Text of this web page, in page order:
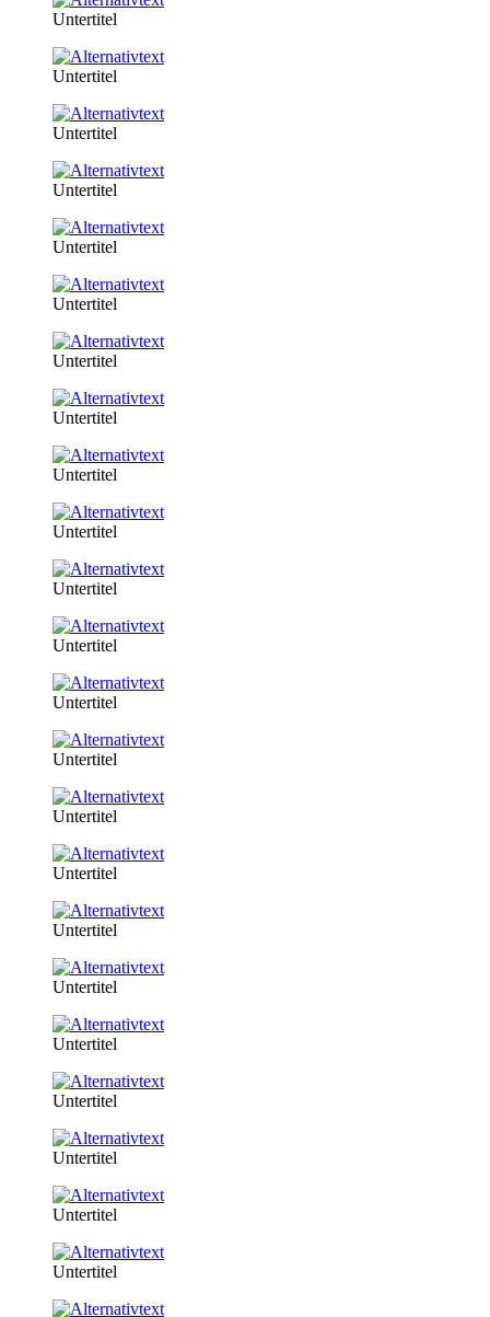
Untertitel
Untertitel
Untertitel
Untertitel
Untertitel
Untertitel
Untertitel
Untertitel
Untertitel
Untertitel
Untertitel
Untertitel
Untertitel
Untertitel
Untertitel
Untertitel
Untertitel
Untertitel
Untertitel
Untertitel
Untertitel
Untertitel
Untertitel